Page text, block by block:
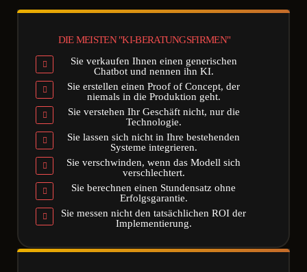
DIE MEISTEN "KI-BERATUNGSFIRMEN"
Sie verkaufen Ihnen einen generischen
Chatbot und nennen ihn KI.
Sie erstellen einen Proof of Concept, der
niemals in die Produktion geht.
Sie verstehen Ihr Geschäft nicht, nur die
Technologie.
Sie lassen sich nicht in Ihre bestehenden
Systeme integrieren.
Sie verschwinden, wenn das Modell sich
verschlechtert.
Sie berechnen einen Stundensatz ohne
Erfolgsgarantie.
Sie messen nicht den tatsächlichen ROI der
Implementierung.